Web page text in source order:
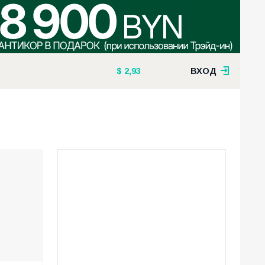
2,93 ВХОД